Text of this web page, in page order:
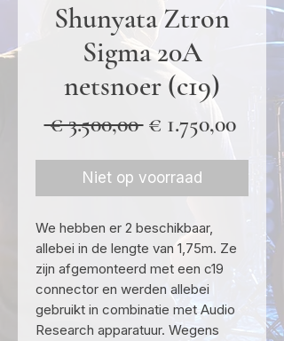
Shunyata Ztron
Sigma 20A
netsnoer (c19)
€ 3.500,00 Normale
€ 1.750,00
Niet op voorraad
We hebben er 2 beschikbaar,
allebei in de lengte van 1,75m. Ze
zijn afgemonteerd met een c19
connector en werden allebei
gebruikt in combinatie met Audio
Research apparatuur. Wegens